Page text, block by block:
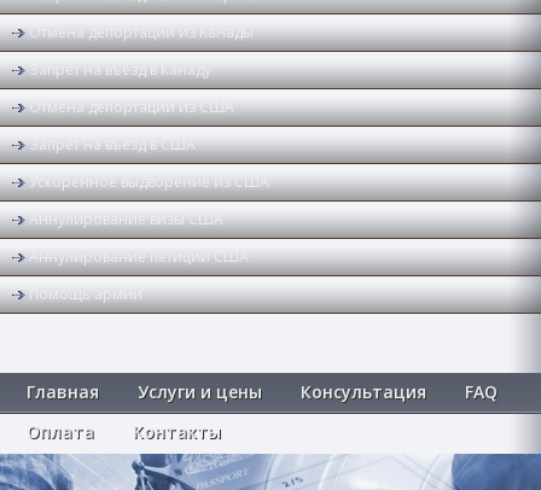
Отмена депортации из Канады
Запрет на въезд в Канаду
Отмена депортации из США
Запрет на въезд в США
Ускоренное выдворение из США
Аннулирование визы США
Аннулирование петиции США
Помощь армии
Главная Услуги и цены Консультация
FAQ
Оплата
Контакты